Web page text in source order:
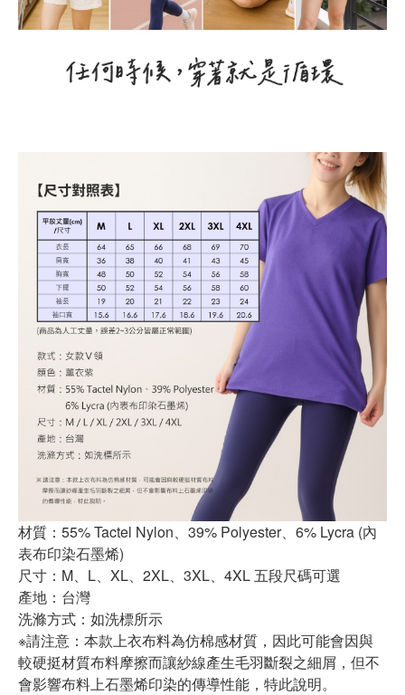
材質：55% Tactel Nylon、39% Polyester、6% Lycra (內
表布印染石墨烯)
尺寸：M、L、XL、2XL、3XL、4XL 五段尺碼可選
產地：台灣
洗滌方式：如洗標所示
※請注意：本款上衣布料為仿棉感材質，因此可能會因與
較硬挺材質布料摩擦而讓紗線產生毛羽斷裂之細屑，但不
會影響布料上石墨烯印染的傳導性能，特此說明。